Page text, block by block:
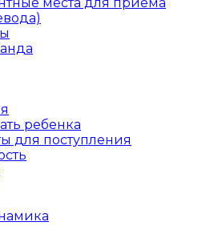
ребенка
для поступления